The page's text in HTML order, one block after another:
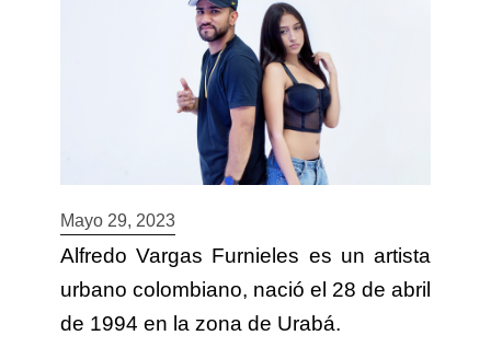
Mayo 29, 2023
Alfredo Vargas Furnieles es un artista
urbano colombiano, nació el 28 de abril
de 1994 en la zona de Urabá.